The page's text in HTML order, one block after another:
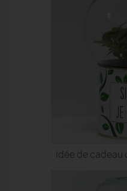
idée de cadeau